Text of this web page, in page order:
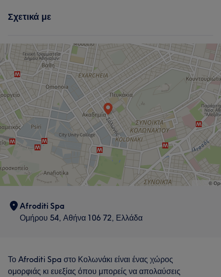
Σχετικά με
Afroditi Spa
Ομήρου 54, Αθήνα 106 72, Ελλάδα
Το Afroditi Spa στο Κολωνάκι είναι ένας χώρος
ομορφιάς κι ευεξίας όπου μπορείς να απολαύσεις